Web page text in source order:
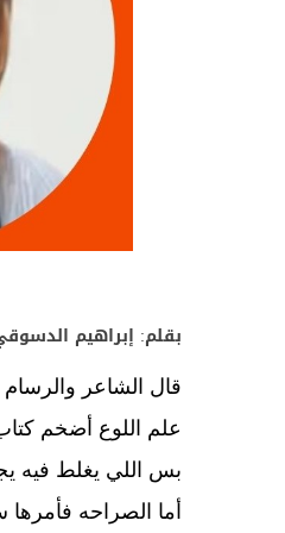
بقلم: إبراهيم
قال الشاعر
علم اللوع أضخم
بس اللي يغلط فيه
أما الصراحه